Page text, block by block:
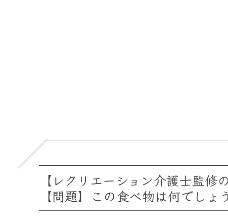
【レクリエーション介護士監
【問題】この食べ物は何でし